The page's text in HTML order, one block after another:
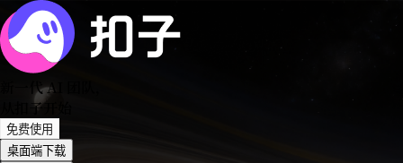
新一代 AI 团队
从扣子开始
免费使用
桌面端下载